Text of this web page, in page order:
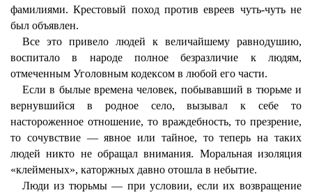
фамилиями. Крестовый поход против евреев чуть-чуть не
был объявлен.
Все это привело людей к величайшему равнодушию,
воспитало в народе полное безразличие к людям,
отмеченным Уголовным кодексом в любой его части.
Если в былые времена человек, побывавший в тюрьме и
вернувшийся в родное село, вызывал к себе то
настороженное отношение, то враждебность, то презрение,
то сочувствие — явное или тайное, то теперь на таких
людей никто не обращал внимания. Моральная изоляция
«клейменых», каторжных давно отошла в небытие.
Люди из тюрьмы — при условии, если их возвращение